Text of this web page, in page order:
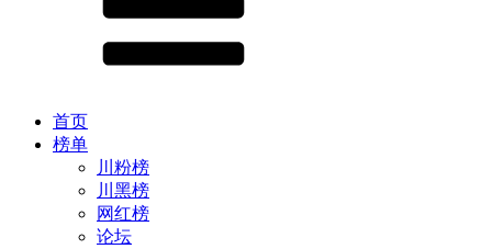
首页
榜单
川粉榜
川黑榜
网红榜
论坛